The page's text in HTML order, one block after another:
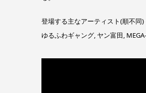
登場する主なアーティスト(順不同)
ゆるふわギャング, ヤン富田,